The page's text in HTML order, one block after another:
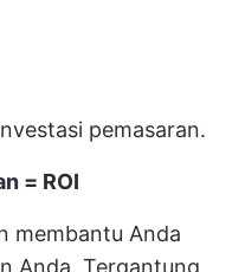
pemasaran.
= ROI
membantu Anda
Anda. Tergantung